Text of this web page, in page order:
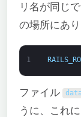
リ名が同じ
の場所にあり
1
ファイル
うに、これ